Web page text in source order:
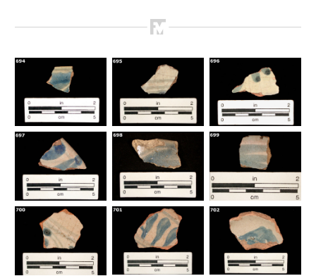
Como Utilizar
Introducción a la Identificación Cerámica
Lista Tipológica
Navegar y Buscar
Glosario